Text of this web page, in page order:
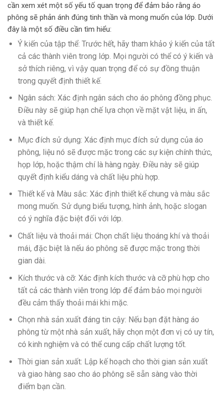
cần xem xét một số yếu tố quan trọng để đảm bảo rằng áo
phông sẽ phản ánh đúng tinh thần và mong muốn của lớp. Dưới
đây là một số điều cần tìm hiểu:
Ý kiến của tập thể: Trước hết, hãy tham khảo ý kiến của tất
cả các thành viên trong lớp. Mọi người có thể có ý kiến và
sở thích riêng, vì vậy quan trọng để có sự đồng thuận
trong quyết định thiết kế.
Ngân sách: Xác định ngân sách cho áo phông đồng phục.
Điều này sẽ giúp hạn chế lựa chọn về mặt vật liệu, in ấn,
và thiết kế.
Mục đích sử dụng: Xác định mục đích sử dụng của áo
phông, liệu nó sẽ được mặc trong các sự kiện chính thức,
họp lớp, hoặc thậm chí là hàng ngày. Điều này sẽ giúp
quyết định kiểu dáng và chất liệu phù hợp.
Thiết kế và Màu sắc: Xác định thiết kế chung và màu sắc
mong muốn. Sử dụng biểu tượng, hình ảnh, hoặc slogan
có ý nghĩa đặc biệt đối với lớp.
Chất liệu và thoải mái: Chọn chất liệu thoáng khí và thoải
mái, đặc biệt là nếu áo phông sẽ được mặc trong thời
gian dài.
Kích thước và cỡ: Xác định kích thước và cỡ phù hợp cho
tất cả các thành viên trong lớp để đảm bảo mọi người
đều cảm thấy thoải mái khi mặc.
Chọn nhà sản xuất đáng tin cậy: Nếu bạn đặt hàng áo
phông từ một nhà sản xuất, hãy chọn một đơn vị có uy tín,
có kinh nghiệm và có thể cung cấp chất lượng tốt.
Thời gian sản xuất: Lập kế hoạch cho thời gian sản xuất
và giao hàng sao cho áo phông sẽ sẵn sàng vào thời
điểm bạn cần.